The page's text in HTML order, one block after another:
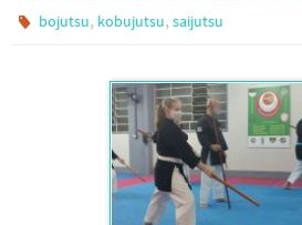
bojutsu, kobujutsu,saijutsu